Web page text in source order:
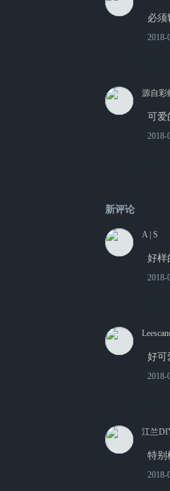
必须
2018-
源自彩
可爱
2018-
新评论
A | S
好样
2018-
好可
2018-
江兰
特别
2018-